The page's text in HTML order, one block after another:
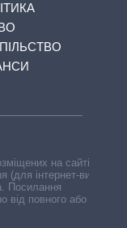
на сайті,
(для інтернет-видань
Посилання
від повного або